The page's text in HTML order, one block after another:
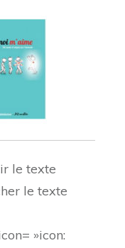
le texte
le texte
»icon: